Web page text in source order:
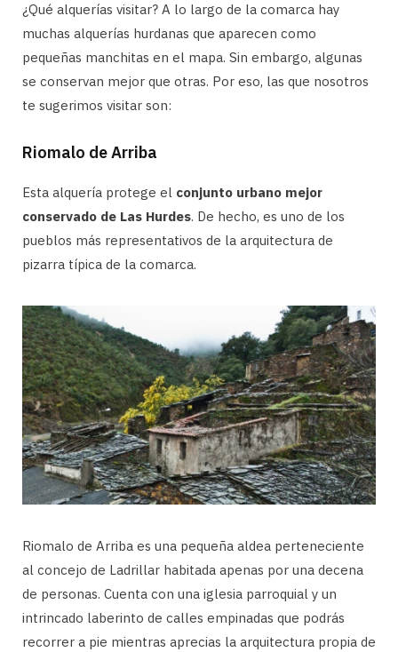
¿Qué alquerías visitar? A lo largo de la comarca hay
muchas alquerías hurdanas que aparecen como
pequeñas manchitas en el mapa. Sin embargo, algunas
se conservan mejor que otras. Por eso, las que nosotros
te sugerimos visitar son:
Riomalo de Arriba
Esta alquería protege el conjunto urbano mejor
conservado de Las Hurdes. De hecho, es uno de los
pueblos más representativos de la arquitectura de
pizarra típica de la comarca.
Riomalo de Arriba es una pequeña aldea perteneciente
al concejo de Ladrillar habitada apenas por una decena
de personas. Cuenta con una iglesia parroquial y un
intrincado laberinto de calles empinadas que podrás
recorrer a pie mientras aprecias la arquitectura propia de